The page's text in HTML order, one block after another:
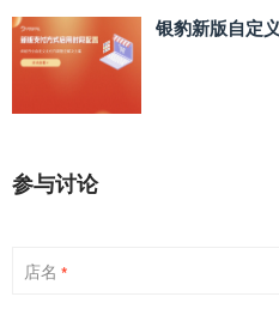
银豹新版自定
参与讨论
店名 *